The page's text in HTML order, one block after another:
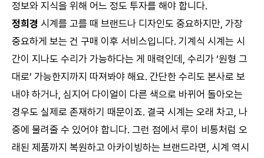
정보와 지식을 위해 어느 정도 투자를 해야 합니다.
정희경 시계를 고를 때 브랜드나 디자인도 중요하지만, 가장
중요하게 보는 건 구매 이후 서비스입니다. 기계식 시계는 시
간이 지나도 수리가 가능하다는 게 매력인데, 수리가 ‘원형 그
대로’ 가능한지까지 따져봐야 해요. 간단한 수리도 본사로 보
내야 하거나, 심지어 다이얼이 다른 색으로 바뀌어 돌아오는
경우도 실제로 존재하기 때문이죠. 결국 시계는 오래 차고, 나
중에 물려줄 수 있어야 합니다. 그런 점에서 루이 비통처럼 오
래된 제품까지 복원하고 아카이빙하는 브랜드라면, 시계 역시